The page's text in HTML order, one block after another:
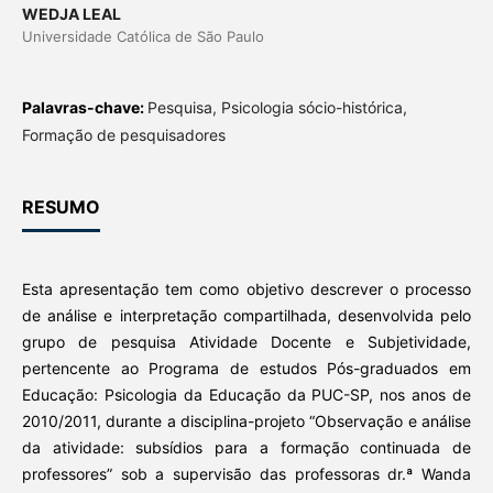
WEDJA LEAL
Universidade Católica de São Paulo
Palavras-chave: Pesquisa, Psicologia sócio-histórica,
Formação de pesquisadores
RESUMO
Esta apresentação tem como objetivo descrever o processo
de análise e interpretação compartilhada, desenvolvida pelo
grupo de pesquisa Atividade Docente e Subjetividade,
pertencente ao Programa de estudos Pós-graduados em
Educação: Psicologia da Educação da PUC-SP, nos anos de
2010/2011, durante a disciplina-projeto “Observação e análise
da atividade: subsídios para a formação continuada de
professores” sob a supervisão das professoras dr.ª Wanda